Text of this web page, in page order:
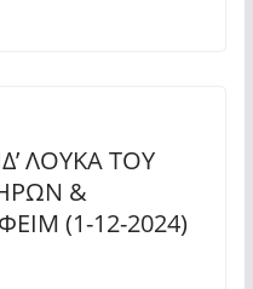
ΛΟΥΚΑ ΤΟΥ
&
(1-12-2024)